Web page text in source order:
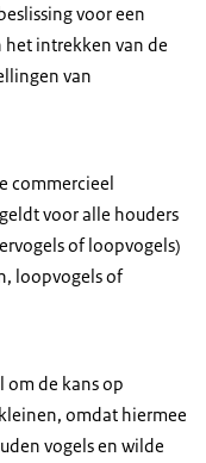
voor een
intrekken van de
van
commercieel
voor alle houders
of loopvogels)
loopvogels of
om de kans op
omdat hiermee
vogels en wilde